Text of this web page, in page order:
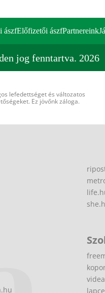
ászfElőfizetői ászfPartnereink
jog fenntartva. 2026
lefedettséget és változatos
Ez jövőnk záloga.